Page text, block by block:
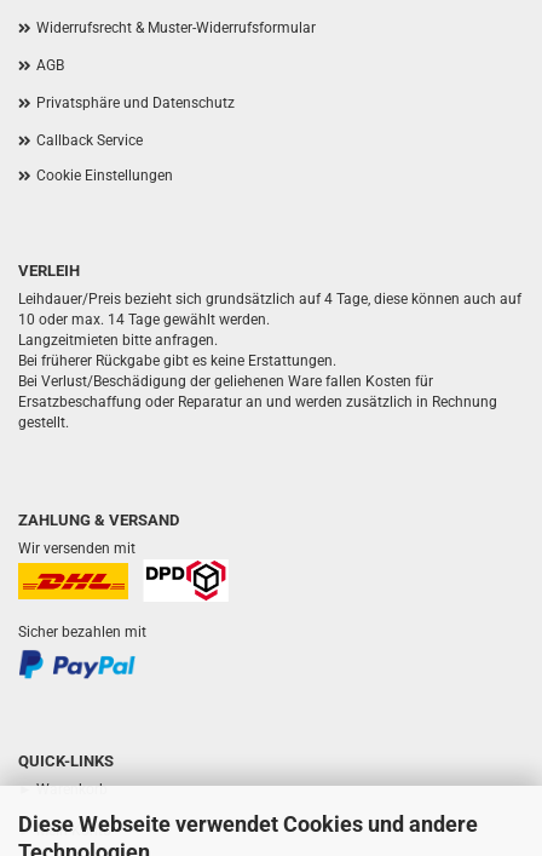
Diese Webseite verwendet Cookies und andere
Widerrufsrecht & Muster-Widerrufsformular
AGB
Privatsphäre und Datenschutz
Callback Service
Cookie Einstellungen
VERLEIH
Leihdauer/Preis bezieht sich grundsätzlich auf 4 Tage, diese können auch auf
10 oder max. 14 Tage gewählt werden.
Langzeitmieten bitte anfragen.
Bei früherer Rückgabe gibt es keine Erstattungen.
Bei Verlust/Beschädigung der geliehenen Ware fallen Kosten für
Ersatzbeschaffung oder Reparatur an und werden zusätzlich in Rechnung
gestellt.
ZAHLUNG & VERSAND
Wir versenden mit
Sicher bezahlen mit
QUICK-LINKS
► Warenkorb
► Mein Konto